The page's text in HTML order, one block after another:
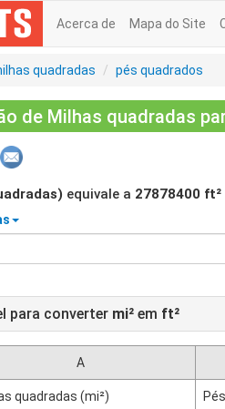
Acerca de Mapa do Site
quadradas pés quadrados
de Milhas quadradas
equivale a 27878400 ft²
para converter mi² em ft²
A
quadradas (mi²)